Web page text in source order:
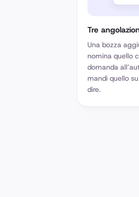
Tre
Una bozza
nomina quello
domanda
mandi quello
dire.